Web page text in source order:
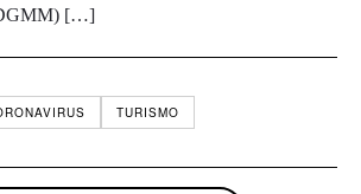
[…]
TURISMO